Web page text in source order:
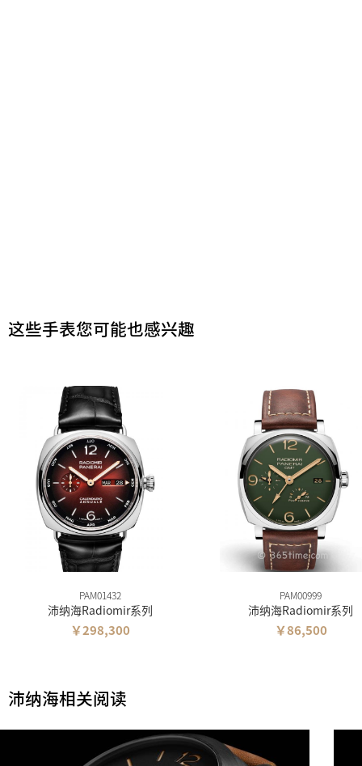
这些手表您可能也感兴趣
PAM01432
沛纳海Radiomir系列
￥298,300
PAM00999
沛纳海Radiomir系列
￥86,500
沛纳海相关阅读